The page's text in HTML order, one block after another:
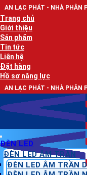
Bỏ
qua
nội
dung
PHÂN PHỐI THIẾT BỊ
Trang chủ
Giới thiệu
Sản phẩm
Tin tức
Liên hệ
Đặt hàng
Hồ sơ năng lực
PHÂN PHỐI THIẾT BỊ
ĐÈN LED
ĐÈN LED ÂM TRẦN
ĐÈN LED ÂM TRẦN